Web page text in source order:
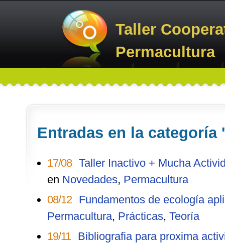
Taller
Permacultura
Entradas en la categoría
17/08 Taller Inactivo + Mucha
en Novedades, Permacultura
08/12 Fundamentos de ecología
Permacultura, Prácticas, Teoría
19/11 Bibliografia para proxima